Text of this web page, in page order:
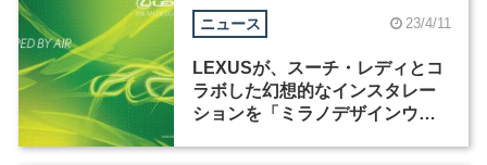
ニュース 23/4/11
LEXUSが、スーチ・レディとコ
ラボした幻想的なインスタレー
ションを「ミラノデザインウィ